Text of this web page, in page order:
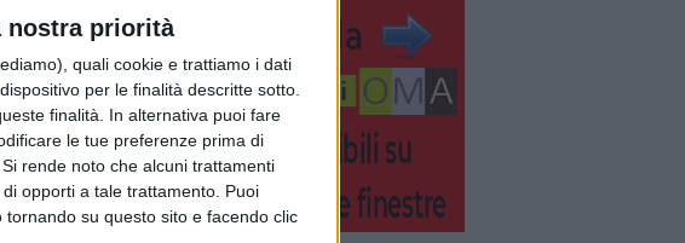
nostra priorità
quali cookie e trattiamo i dati
per le finalità descritte sotto.
finalità. In alternativa puoi fare
le tue preferenze prima di
rende noto che alcuni trattamenti
opporti a tale trattamento. Puoi
su questo sito e facendo clic
a